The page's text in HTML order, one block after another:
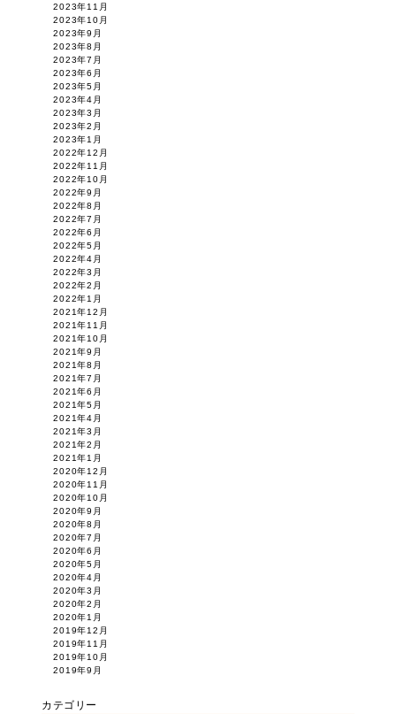
2023年11月
2023年10月
2023年9月
2023年8月
2023年7月
2023年6月
2023年5月
2023年4月
2023年3月
2023年2月
2023年1月
2022年12月
2022年11月
2022年10月
2022年9月
2022年8月
2022年7月
2022年6月
2022年5月
2022年4月
2022年3月
2022年2月
2022年1月
2021年12月
2021年11月
2021年10月
2021年9月
2021年8月
2021年7月
2021年6月
2021年5月
2021年4月
2021年3月
2021年2月
2021年1月
2020年12月
2020年11月
2020年10月
2020年9月
2020年8月
2020年7月
2020年6月
2020年5月
2020年4月
2020年3月
2020年2月
2020年1月
2019年12月
2019年11月
2019年10月
2019年9月
カテゴリー